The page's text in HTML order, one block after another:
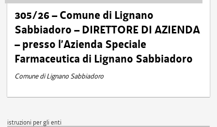
305/26 – Comune di Lignano
Sabbiadoro – DIRETTORE DI AZIENDA
– presso l’Azienda Speciale
Farmaceutica di Lignano Sabbiadoro
Comune di Lignano Sabbiadoro
istruzioni per gli enti